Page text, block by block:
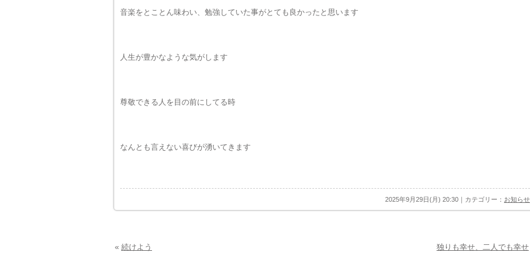
音楽をとことん味わい、勉強していた事がとても良かったと思います
人生が豊かなような気がします
尊敬できる人を目の前にしてる時
なんとも言えない喜びが湧いてきます
2025年9月29日(月) 20:30｜カテゴリー： お知らせ
« 続けよう 独りも幸せ、二人でも幸せ